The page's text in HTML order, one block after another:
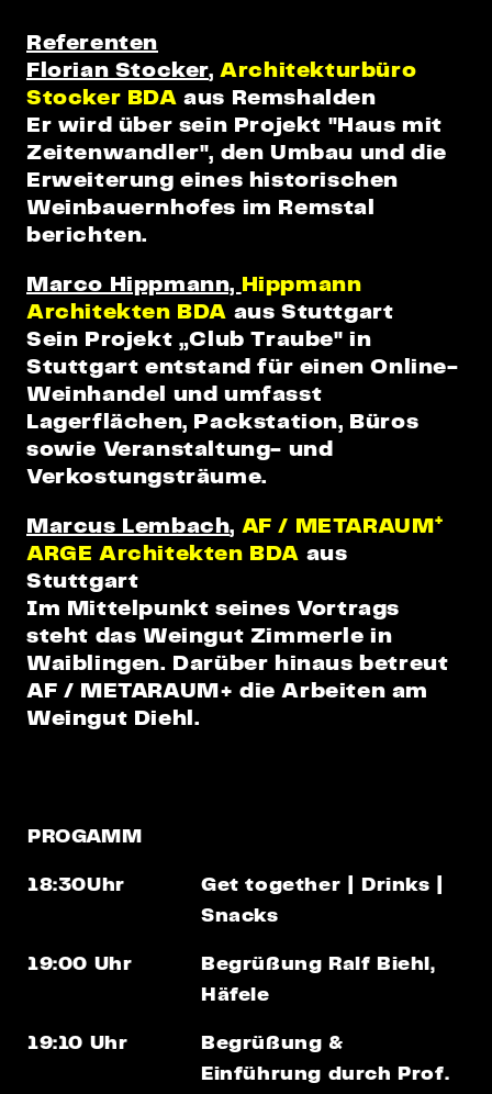
Referenten
Florian Stocker,Architekturbüro
Stocker BDA aus Remshalden
Er wird über sein Projekt "Haus mit
Zeitenwandler", den Umbau und die
Erweiterung eines historischen
Weinbauernhofes im Remstal
berichten.
Marco Hippmann,
Hippmann
Architekten BDA aus Stuttgart
Sein Projekt „Club Traube" in
Stuttgart entstand für einen Online-
Weinhandel und umfasst
Lagerflächen, Packstation, Büros
sowie Veranstaltung- und
Verkostungsträume.
Marcus Lembach, AF / METARAUM +
ARGE Architekten BDA aus
Stuttgart
Im Mittelpunkt seines Vortrags
steht das Weingut Zimmerle in
Waiblingen. Darüber hinaus betreut
AF / METARAUM+ die Arbeiten am
Weingut Diehl.
PROGAMM
18:30Uhr Get together | Drinks |
Snacks
19:00 Uhr Begrüßung Ralf Biehl,
Häfele
19:10 Uhr
Begrüßung &
Einführung durch Prof.